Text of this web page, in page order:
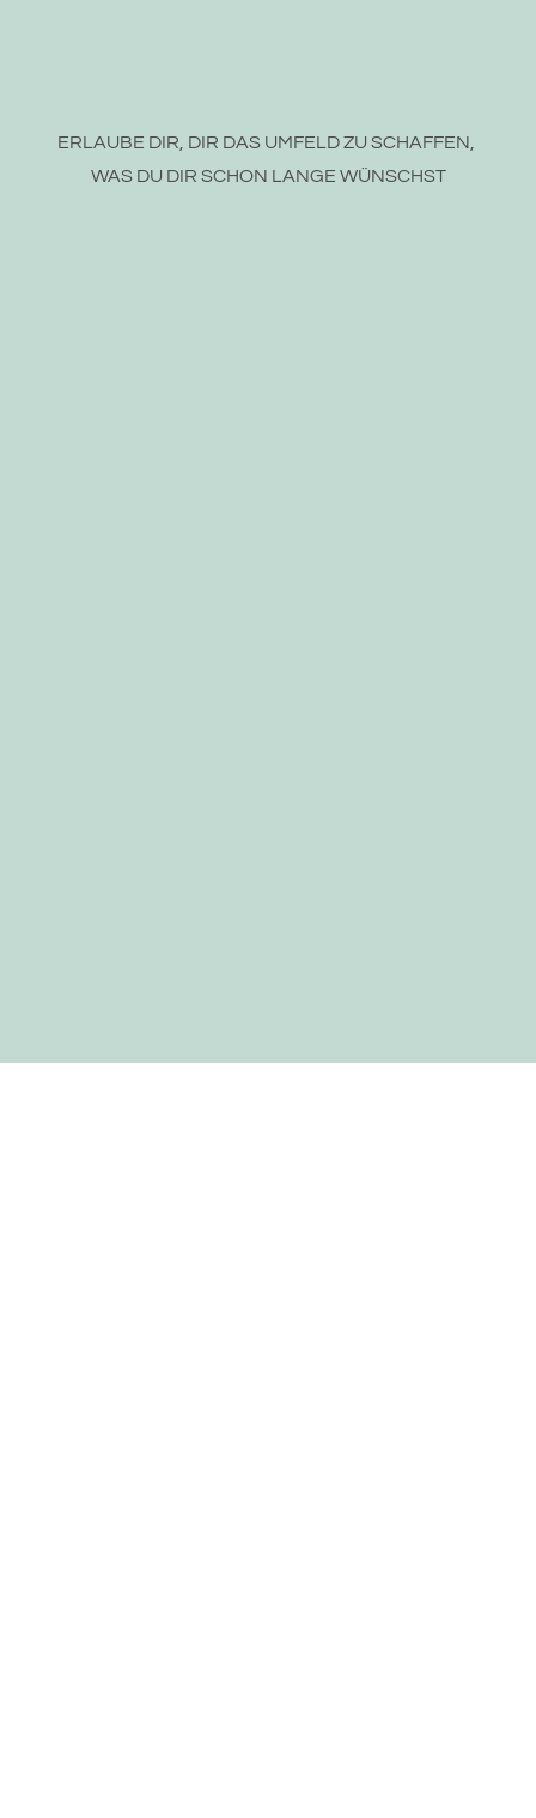
ERLAUBE DIR, DIR DAS UMFELD ZU SCHAFFEN,
WAS DU DIR SCHON LANGE WÜNSCHST